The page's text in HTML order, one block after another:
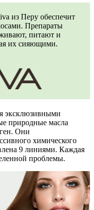
из Перу обеспечит
Препараты
питают и
их сияющими.
эксклюзивными
природные масла
Они
химического
9 линиями. Каждая
проблемы.